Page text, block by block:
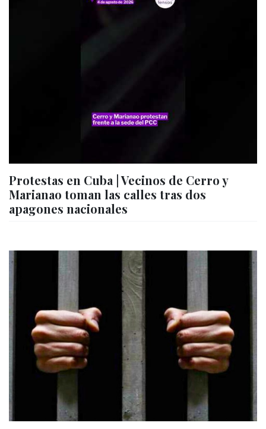
Protestas en Cuba | Vecinos de Cerro y
Marianao toman las calles tras dos
apagones nacionales